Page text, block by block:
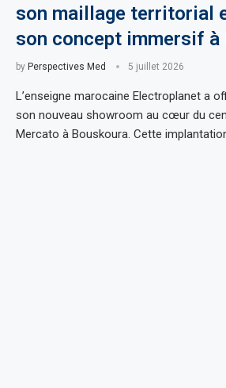
son maillage territorial
son concept immersif à
by Perspectives Med 5 juillet 2026
L’enseigne marocaine Electroplanet a
son nouveau showroom au cœur du
Mercato à Bouskoura. Cette